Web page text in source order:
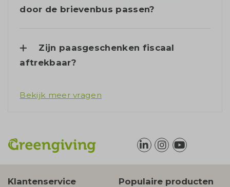
door de brievenbus passen?
Zijn paasgeschenken fiscaal
aftrekbaar?
Bekijk meer vragen
Klantenservice Populaire producten